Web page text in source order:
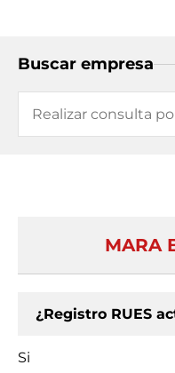
Buscar empresa
MARA
¿Registro RUES
Si